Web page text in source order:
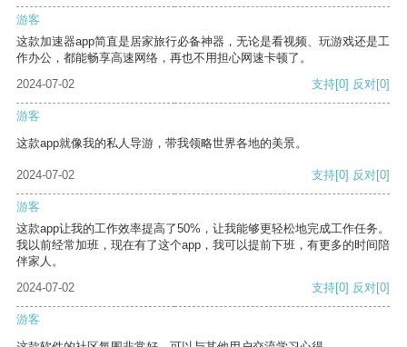
游客
这款加速器app简直是居家旅行必备神器，无论是看视频、玩游戏还是工
作办公，都能畅享高速网络，再也不用担心网速卡顿了。
2024-07-02
支持[0] 反对[0]
游客
这款app就像我的私人导游，带我领略世界各地的美景。
2024-07-02 支持[0] 反对[0]
游客
这款app让我的工作效率提高了50%，让我能够更轻松地完成工作任务。
我以前经常加班，现在有了这个app，我可以提前下班，有更多的时间陪
伴家人。
2024-07-02
支持[0] 反对[0]
游客